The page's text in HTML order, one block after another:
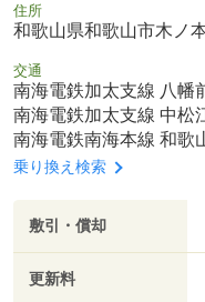
住所
和歌山県和歌山市木ノ
交通
南海電鉄加太支線 八幡
南海電鉄加太支線 中松
南海電鉄南海本線 和歌
乗り換え検索
敷引・償却
更新料